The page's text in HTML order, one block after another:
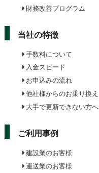
財務改善プログラム
当社の特徴
手数料について
入金スピード
お申込みの流れ
他社様からのお乗り換え
大手で更新できない方へ
ご利用事例
建設業のお客様
運送業のお客様